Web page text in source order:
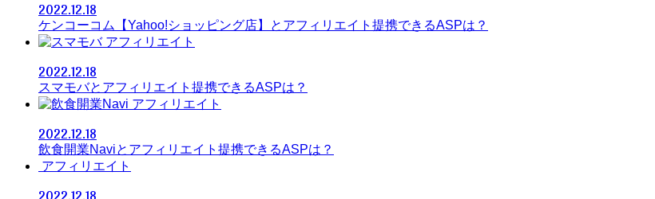
2022.12.18
ケンコーコム【Yahoo!ショッピング店】とアフィリエイト提携できるASPは？
アフィリエイト
2022.12.18
スマモバとアフィリエイト提携できるASPは？
アフィリエイト
2022.12.18
飲食開業Naviとアフィリエイト提携できるASPは？
アフィリエイト
2022.12.18